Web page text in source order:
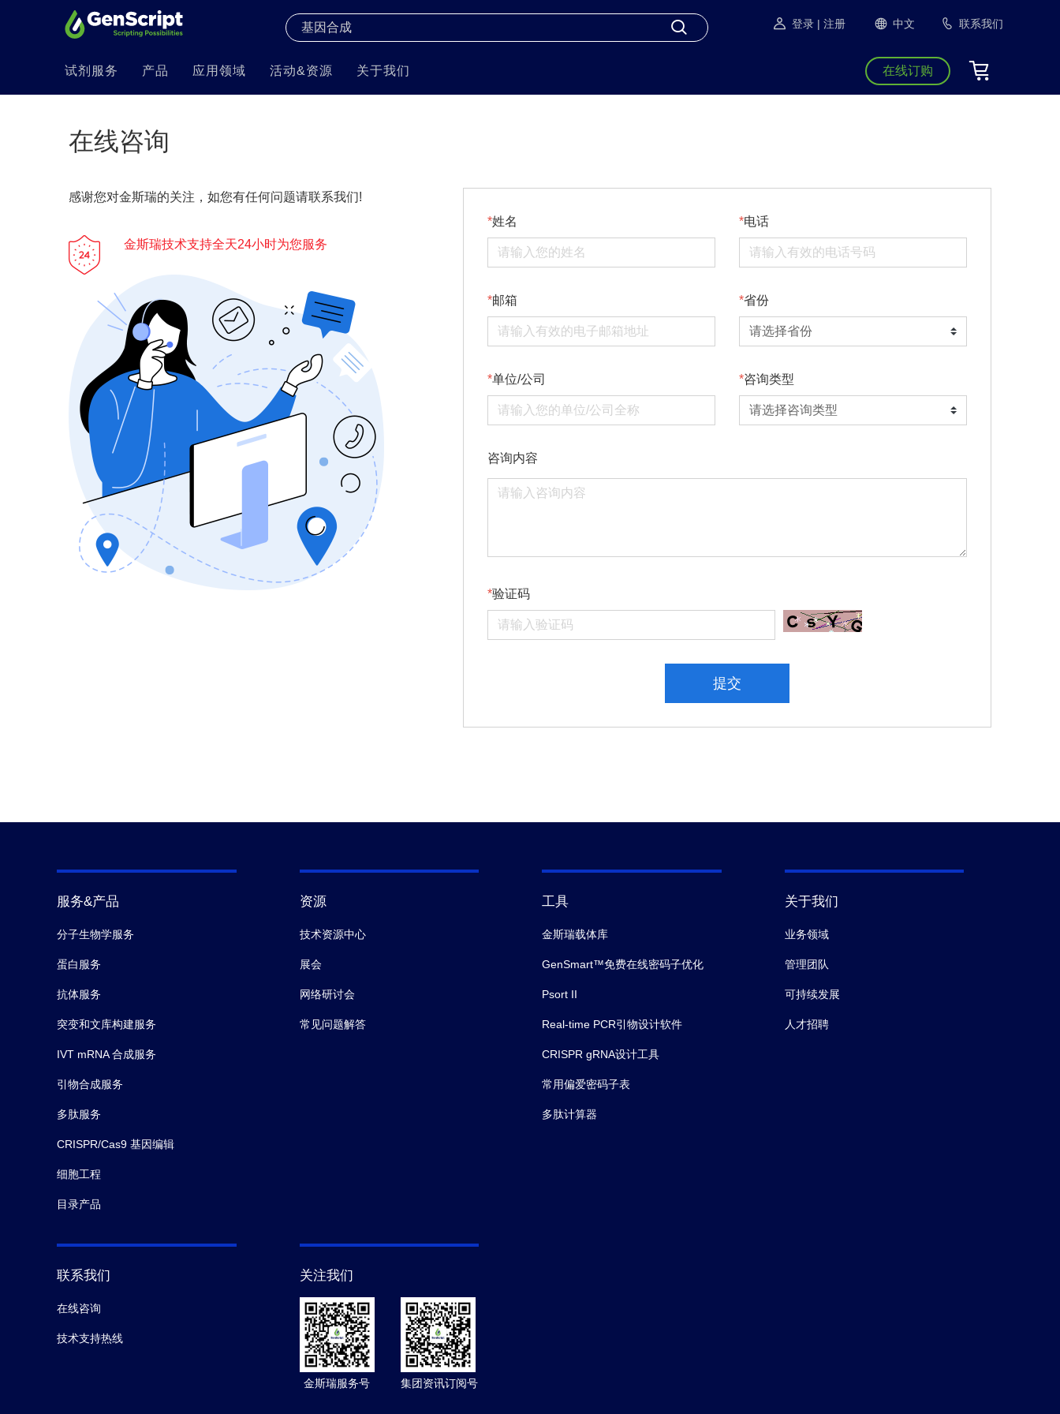
登录 | 注册 中文 联系我们
试剂服务 产品 应用领域 活动&资源 关于我们 在线订购
在线咨询
感谢您对金斯瑞的关注，如您有任何问题请联系我们!
金斯瑞技术支持全天24小时为您服务
姓名 电话
邮箱 省份
单位/公司 咨询类型
咨询内容
验证码
提交
服务&产品
分子生物学服务
蛋白服务
抗体服务
突变和文库构建服务
IVT mRNA 合成服务
引物合成服务
多肽服务
CRISPR/Cas9 基因编辑
细胞工程
目录产品
资源
技术资源中心
展会
网络研讨会
常见问题解答
工具
金斯瑞载体库
GenSmart™免费在线密码子优化
Psort II
Real-time PCR引物设计软件
CRISPR gRNA设计工具
常用偏爱密码子表
多肽计算器
关于我们
业务领域
管理团队
可持续发展
人才招聘
联系我们
在线咨询
技术支持热线
关注我们
金斯瑞服务号 集团资讯订阅号